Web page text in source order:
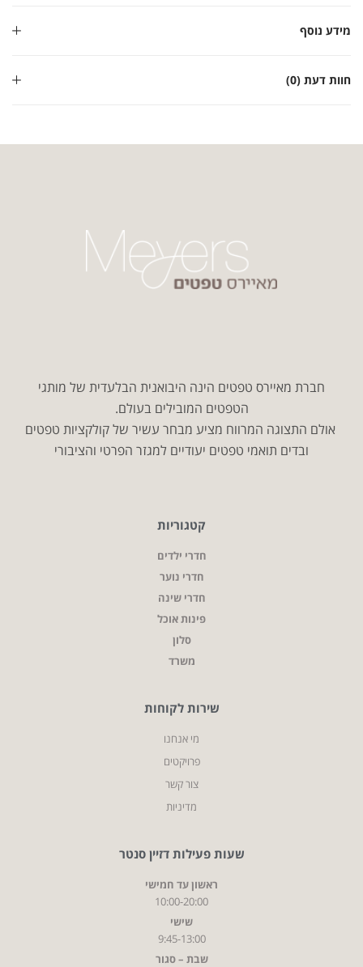
מידע נוסף
חוות דעת (0)
חברת מאיירס טפטים הינה היבואנית הבלעדית של מותגי
הטפטים המובילים בעולם.
אולם התצוגה המרווח מציע מבחר עשיר של קולקציות טפטים
ובדים תואמי טפטים יעודיים למגזר הפרטי והציבורי
קטגוריות
חדרי ילדים
חדרי נוער
חדרי שינה
פינות אוכל
סלון
משרד
שירות לקוחות
מי אנחנו
פרויקטים
צור קשר
מדיניות
שעות פעילות דזיין סנטר
ראשון עד חמישי
10:00-20:00
שישי
9:45-13:00
שבת – סגור